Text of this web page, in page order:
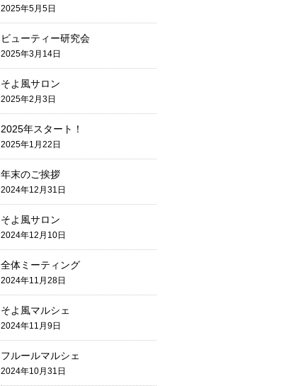
2025年5月5日
ビューティー研究会
2025年3月14日
そよ風サロン
2025年2月3日
2025年スタート！
2025年1月22日
年末のご挨拶
2024年12月31日
そよ風サロン
2024年12月10日
全体ミーティング
2024年11月28日
そよ風マルシェ
2024年11月9日
フルールマルシェ
2024年10月31日